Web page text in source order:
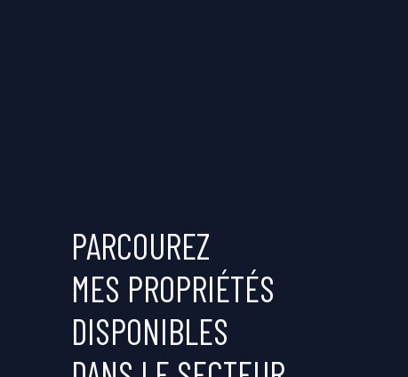
PARCOUREZ
MES PROPRIÉTÉS
DISPONIBLES